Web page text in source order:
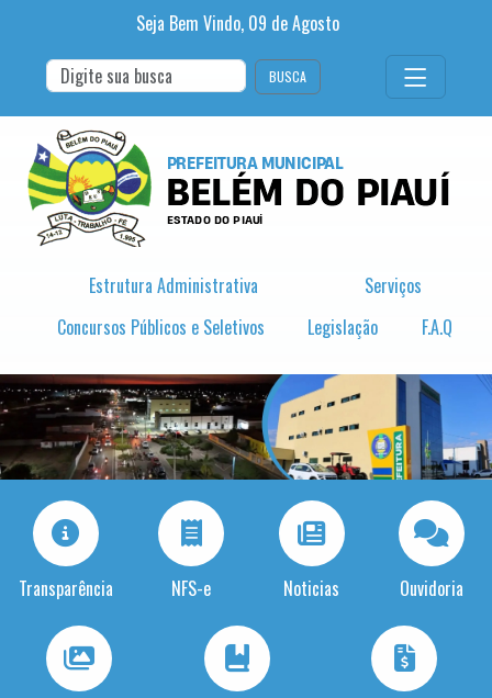
Seja Bem Vindo, 09 deAgosto
BUSCA
Estrutura Administrativa
Serviços
Concursos Públicos e Seletivos
Legislação F.A.Q
Transparência NFS-e Noticias Ouvidoria